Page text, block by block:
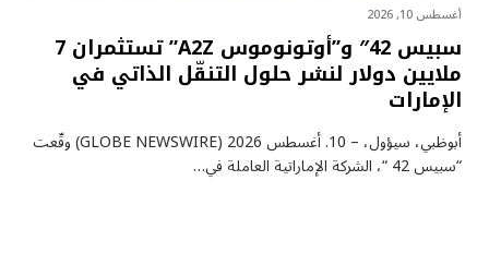
أغسطس 10, 2026
سبيس 42″ و”أوتونوموس A2Z” تستثمران 7
ملايين دولار لنشر حلول التنقّل الذاتي في
الإمارات
أبوظبي، سيؤول، – 10. أغسطس 2026 (GLOBE NEWSWIRE) وقّعت
“سبيس 42 “، الشركة الإماراتية العاملة في…